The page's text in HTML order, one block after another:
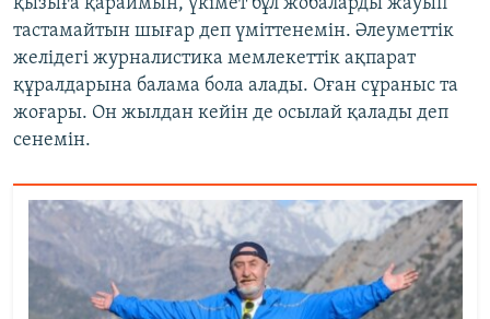
тастамайтын шығар деп үміттенемін. Әлеуметтік
желідегі журналистика мемлекеттік ақпарат
құралдарына балама бола алады. Оған сұраныс та
жоғары. Он жылдан кейін де осылай қалады деп
сенемін.